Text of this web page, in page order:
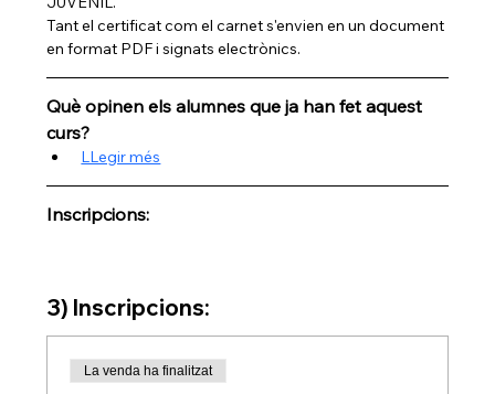
Tant el certificat com el carnet s'envien en un document
en format PDF i signats electrònics.
Què opinen els alumnes que ja han fet aquest
curs?
LLegir més
Inscripcions:
3) Inscripcions:
La venda ha finalitzat